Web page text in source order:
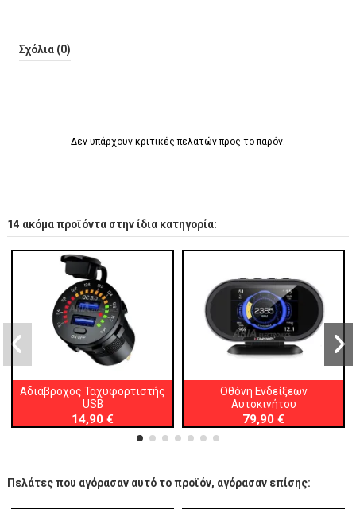
Σχόλια (0)
Δεν υπάρχουν κριτικές πελατών προς το παρόν.
14 ακόμα προϊόντα στην ίδια κατηγορία:
Αδιάβροχος Ταχυφορτιστής
USB
14,90 €
Οθόνη Ενδείξεων
Αυτοκινήτου
79,90 €
Πελάτες που αγόρασαν αυτό το προϊόν, αγόρασαν επίσης: